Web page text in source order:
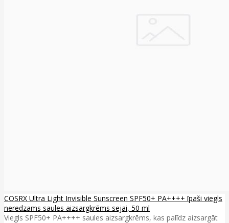
COSRX Ultra Light Invisible Sunscreen SPF50+ PA++++ īpaši viegls
neredzams saules aizsargkrēms sejai, 50 ml
Viegls SPF50+ PA++++ saules aizsargkrēms, kas palīdz aizsargāt